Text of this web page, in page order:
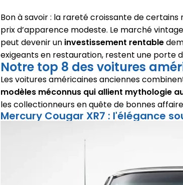
Bon à savoir : la rareté croissante de
prix d’apparence modeste. Le marché
peut devenir un investissement rentable
exigeants en restauration, restent une porte
Notre top 8 des voitures
Les voitures américaines anciennes
modèles méconnus qui allient mythologie
les collectionneurs en quête de bonnes
Mercury Cougar XR7 : l'élégance